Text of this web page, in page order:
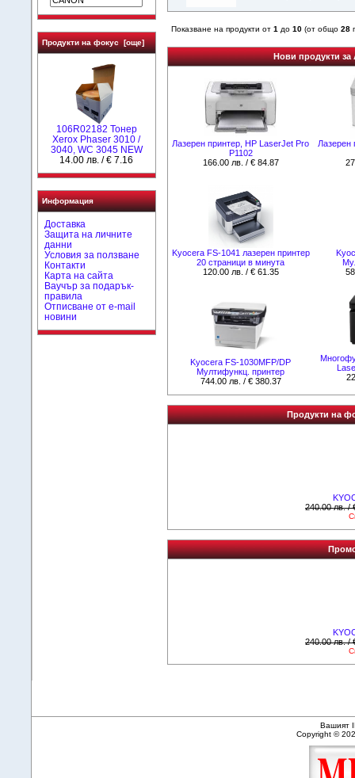
Продукти на фокус [още]
106R02182 Тонер
Xerox Phaser 3010 /
3040, WC 3045 NEW
14.00 лв. / € 7.16
Информация
Доставка
Защита на личните
данни
Условия за ползване
Контакти
Карта на сайта
Ваучър за подарък-
правила
Отписване от e-mail
новини
Показване на продукти от 1 до 10(от общо 28
Нови продукти
Лазерен принтер, HP LaserJet Pro
P1102
166.00 лв. / € 84.87
Лазерен
Kyocera FS-1041 лазерен принтер
20 страници в минута
120.00 лв. / € 61.35
Kyocera FS-1030MFP/DP
Мултифункц. принтер
744.00 лв. / € 380.37
Продукти на
240.00 лв. /
240.00 лв. /
Вашият
Copyright ©